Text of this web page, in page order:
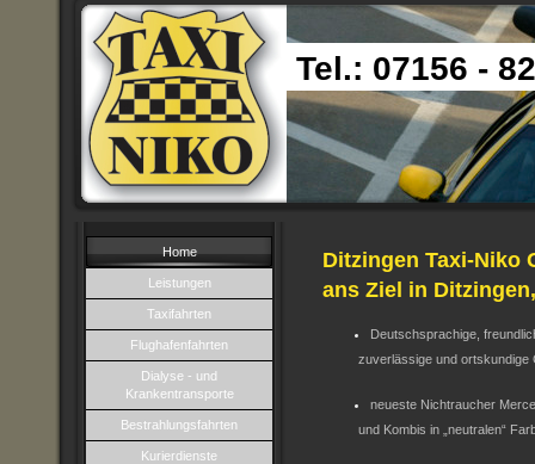
Tel.: 07156 -
Home
Leistungen
Taxifahrten
Flughafenfahrten
Dialyse - und
Krankentransporte
Bestrahlungsfahrten
Kurierdienste
Ditzingen Taxi-Niko
ans Ziel in
Deutschsprachige,
zuverlässige und ortskundige
neueste Nichtraucher
und Kombis in „neutralen“